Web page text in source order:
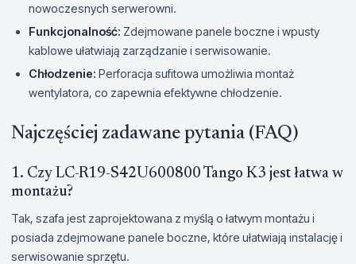
nowoczesnych serwerowni.
Funkcjonalność: Zdejmowane panele boczne i wpusty
kablowe ułatwiają zarządzanie i serwisowanie.
Chłodzenie: Perforacja sufitowa umożliwia montaż
wentylatora, co zapewnia efektywne chłodzenie.
Najczęściej zadawane pytania (FAQ)
1. Czy LC-R19-S42U600800 Tango K3 jest łatwa w
montażu?
Tak, szafa jest zaprojektowana z myślą o łatwym montażu i
posiada zdejmowane panele boczne, które ułatwiają instalację i
serwisowanie sprzętu.